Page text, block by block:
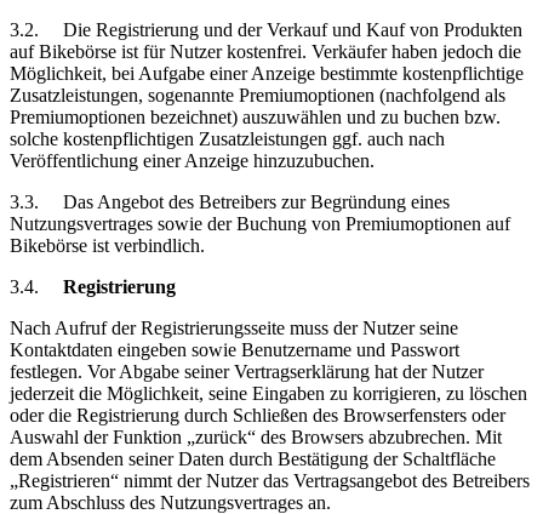
3.2.
Die Registrierung und der Verkauf und Kauf von Produkten
auf Bikebörse ist für Nutzer kostenfrei. Verkäufer haben jedoch die
Möglichkeit, bei Aufgabe einer Anzeige bestimmte kostenpflichtige
Zusatzleistungen, sogenannte Premiumoptionen (nachfolgend als
Premiumoptionen bezeichnet) auszuwählen und zu buchen bzw.
solche kostenpflichtigen Zusatzleistungen ggf. auch nach
Veröffentlichung einer Anzeige hinzuzubuchen.
3.3.
Das Angebot des Betreibers zur Begründung eines
Nutzungsvertrages sowie der Buchung von Premiumoptionen auf
Bikebörse ist verbindlich.
3.4.
Registrierung
Nach Aufruf der Registrierungsseite muss der Nutzer seine
Kontaktdaten eingeben sowie Benutzername und Passwort
festlegen. Vor Abgabe seiner Vertragserklärung hat der Nutzer
jederzeit die Möglichkeit, seine Eingaben zu korrigieren, zu löschen
oder die Registrierung durch Schließen des Browserfensters oder
Auswahl der Funktion „zurück“ des Browsers abzubrechen. Mit
dem Absenden seiner Daten durch Bestätigung der Schaltfläche
„Registrieren“ nimmt der Nutzer das Vertragsangebot des Betreibers
zum Abschluss des Nutzungsvertrages an.